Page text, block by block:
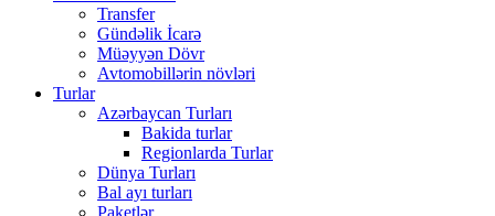
Transfer
Gündəlik İcarə
Müəyyən Dövr
Avtomobillərin növləri
Turlar
Azərbaycan Turları
Bakida turlar
Regionlarda Turlar
Dünya Turları
Bal ayı turları
Paketlər